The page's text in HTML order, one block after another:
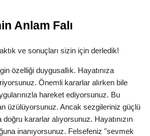
Anlam Falı
ve sonuçları sizin için derledik!
özelliği duygusallık. Hayatınıza
Önemli kararlar alırken bile
hareket ediyorsunuz. Bu
üzülüyorsunuz. Ancak sezgileriniz güçlü
kararlar alıyorsunuz. Hayatınızın
inanıyorsunuz. Felsefeniz "sevmek